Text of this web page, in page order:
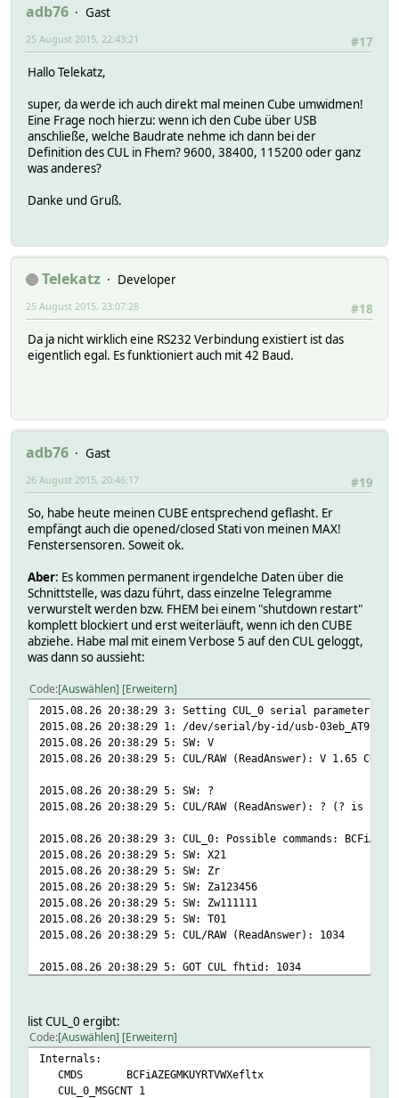
adb76
Gast
#17
25 August 2015, 22:43:21
Hallo Telekatz,
super, da werde ich auch direkt mal meinen Cube umwidmen!
Eine Frage noch hierzu: wenn ich den Cube über USB
anschließe, welche Baudrate nehme ich dann bei der
Definition des CUL in Fhem? 9600, 38400, 115200 oder ganz
was anderes?
Danke und Gruß.
Telekatz
Developer
#18
25 August 2015, 23:07:28
Da ja nicht wirklich eine RS232 Verbindung existiert ist das
eigentlich egal. Es funktioniert auch mit 42 Baud.
adb76
Gast
#19
26 August 2015, 20:46:17
So, habe heute meinen CUBE entsprechend geflasht. Er
empfängt auch die opened/closed Stati von meinen MAX!
Fenstersensoren. Soweit ok.
Aber: Es kommen permanent irgendelche Daten über die
Schnittstelle, was dazu führt, dass einzelne Telegramme
verwurstelt werden bzw. FHEM bei einem "shutdown restart"
komplett blockiert und erst weiterläuft, wenn ich den CUBE
abziehe. Habe mal mit einem Verbose 5 auf den CUL geloggt,
was dann so aussieht:
Code Auswählen Erweitern
2015.08.26 20:38:29 3: Setting CUL_0 serial parameters to
2015.08.26 20:38:29 1: /dev/serial/by-id/usb-
2015.08.26 20:38:29 5: SW: V
2015.08.26 20:38:29 5: CUL/RAW (ReadAnswer): V 1.65 CUBe
2015.08.26 20:38:29 5: SW: ?
2015.08.26 20:38:29 5: CUL/RAW (ReadAnswer): ? (? is
2015.08.26 20:38:29 3: CUL_0: Possible commands:
2015.08.26 20:38:29 5: SW: X21
2015.08.26 20:38:29 5: SW: Zr
2015.08.26 20:38:29 5: SW: Za123456
2015.08.26 20:38:29 5: SW: Zw111111
2015.08.26 20:38:29 5: SW: T01
2015.08.26 20:38:29 5: CUL/RAW (ReadAnswer): 1034
2015.08.26 20:38:29 5: GOT CUL fhtid: 1034
2015.08.26 20:38:32 5: CUL/RAW: /�
2015.08.26 20:38:32 5: CUL/RAW: �/
2015.08.26 20:38:32 5: CUL/RAW: �/
2015.08.26 20:38:33 5: CUL/RAW: �/
2015.08.26 20:38:33 5: CUL/RAW: �/
2015.08.26 20:38:34 5: CUL/RAW: �/
list CUL_0 ergibt:
Code Auswählen Erweitern
Internals:
CMDS BCFiAZEGMKUYRTVWXefltx
CUL_0_MSGCNT 1